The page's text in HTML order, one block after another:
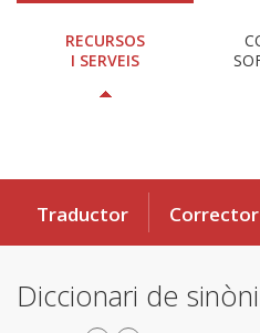
RECURSOS
I SERVEIS
Traductor Corrector
Diccionari de